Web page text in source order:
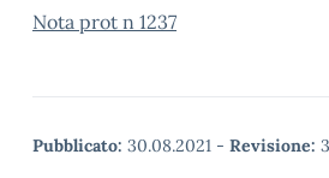
Nota prot n 1237
Pubblicato: 30.08.2021 - Revisione: